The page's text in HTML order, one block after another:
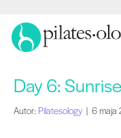
Day 6:
Autor: Pilatesology | 6 maja